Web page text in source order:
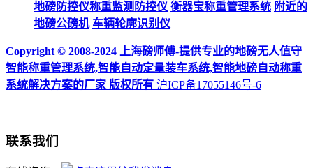
地磅防控仪称重监测防控仪 衡器宝称重管理系统 附近的
地磅公磅机 车辆轮廓识别仪
Copyright © 2008-2024 上海磅师傅-提供专业的地磅无人值守
智能称重管理系统,智能自动定量装车系统,智能地磅自动称重
系统解决方案的厂家 版权所有 沪ICP备17055146号-6
联系我们